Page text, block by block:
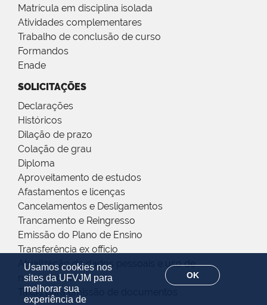
Usamos cookies nos
sites da UFVJM para
melhorar sua
experiência de
OK
Matrícula em disciplina isolada
Atividades complementares
Trabalho de conclusão de curso
Formandos
Enade
SOLICITAÇÕES
Declarações
Históricos
Dilação de prazo
Colação de grau
Diploma
Aproveitamento de estudos
Afastamentos e licenças
Cancelamentos e Desligamentos
Trancamento e Reingresso
Emissão do Plano de Ensino
Transferência ex offício
Atualização de dados pessoais e uso de
nome social
Taxas para emissão de documentos